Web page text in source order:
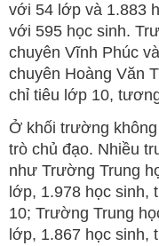
với 54 lớp và 1.883
với 595 học sinh.
chuyên Vĩnh Phúc
chuyên Hoàng Văn
chỉ tiêu lớp 10,
Ở khối trường
trò chủ đạo. Nhiều
như Trường Trung
lớp, 1.978 học sinh,
10; Trường Trung
lớp, 1.867 học sinh,